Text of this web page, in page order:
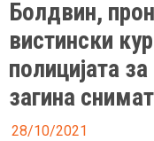
Болдвин,
вистински
полицијата
загина
28/10/2021